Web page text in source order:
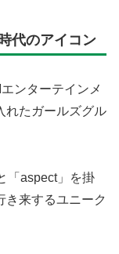
代のアイコン
ンターテインメ
れたガールズグル
「aspect」を掛
き来するユニーク